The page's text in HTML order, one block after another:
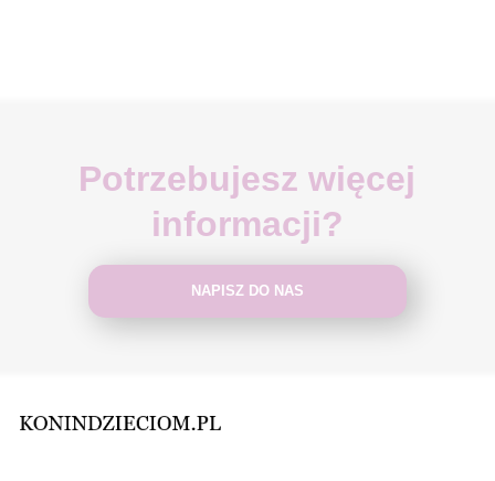
Potrzebujesz więcej
informacji?
NAPISZ DO NAS